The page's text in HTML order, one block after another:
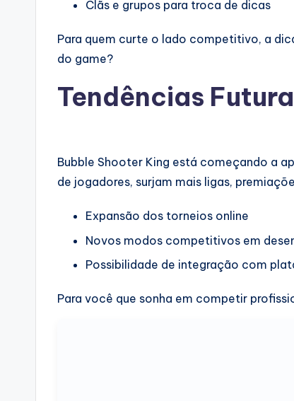
Clãs e grupos para troca de dicas
Para quem curte o lado competitivo, a
do game?
Tendências
Bubble Shooter King está começando a
de jogadores, surjam mais ligas,
Expansão dos torneios online
Novos modos competitivos em
Possibilidade de integração com
Para você que sonha em competir